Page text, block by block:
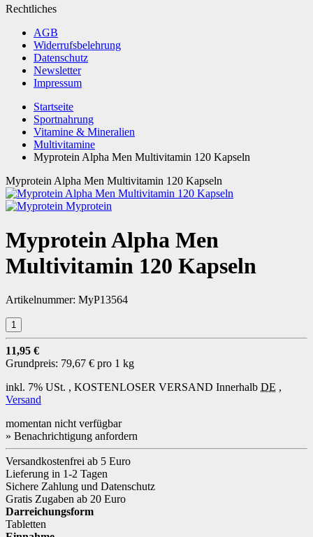
Rechtliches
AGB
Widerrufsbelehrung
Datenschutz
Newsletter
Impressum
Startseite
Sportnahrung
Vitamine & Mineralien
Multivitamine
Myprotein Alpha Men Multivitamin 120 Kapseln
Myprotein Alpha Men Multivitamin 120 Kapseln
Myprotein
Myprotein Alpha Men
Multivitamin 120 Kapseln
Artikelnummer: MyP13564
11,95 €
Grundpreis: 79,67 € pro 1 kg
inkl. 7% USt. , KOSTENLOSER VERSAND Innerhalb DE ,
Versand
momentan nicht verfügbar
» Benachrichtigung anfordern
Versandkostenfrei ab 5 Euro
Lieferung in 1-2 Tagen
Sichere Zahlung und Datenschutz
Gratis Zugaben ab 20 Euro
Darreichungsform
Tabletten